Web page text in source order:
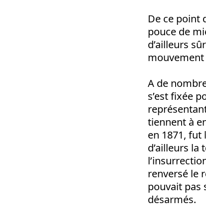
De ce point
pouce de
d’ailleurs
A de
s’est fixée
tiennent à
en 1871, fut
d’ailleurs
renversé le
pouvait pas
désarmés.